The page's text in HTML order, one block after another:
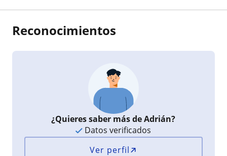
Reconocimientos
¿Quieres saber más de Adrián?
Datos verificados
Ver perfil